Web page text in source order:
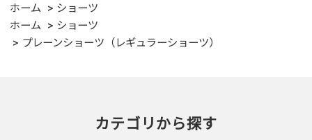
ホーム
ショーツ
ホーム
ショーツ
プレーンショーツ（レギュラーショーツ）
カテゴリから探す